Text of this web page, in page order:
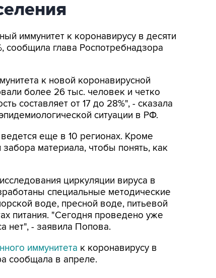
иммунитет к коронавирусу в десяти
сообщила глава Роспотребнадзора
к новой коронавирусной
более 26 тыс. человек и четко
составляет от 17 до 28%", - сказала
ситуации в РФ.
еще в 10 регионах. Кроме
материала, чтобы понять, как
циркуляции вируса в
специальные методические
воде, пресной воде, питьевой
питания. "Сегодня проведено уже
нет", - заявила Попова.
иммунитета к коронавирусу в
сообщала в апреле.